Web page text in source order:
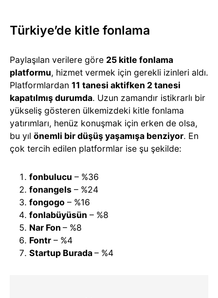
Türkiye’de kitle fonlama
Paylaşılan verilere göre 25 kitle fonlama
platformu, hizmet vermek için gerekli izinleri aldı.
Platformlardan 11 tanesi aktifken 2 tanesi
kapatılmış durumda. Uzun zamandır istikrarlı bir
yükseliş gösteren ülkemizdeki kitle fonlama
yatırımları, henüz konuşmak için erken de olsa,
bu yıl önemli bir düşüş yaşamışa benziyor. En
çok tercih edilen platformlar ise şu şekilde:
fonbulucu – %36
fonangels – %24
fongogo – %16
fonlabüyüsün – %8
Nar Fon – %8
Fontr – %4
Startup Burada– %4